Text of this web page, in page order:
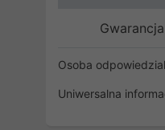
Osoba
Uniwersalna